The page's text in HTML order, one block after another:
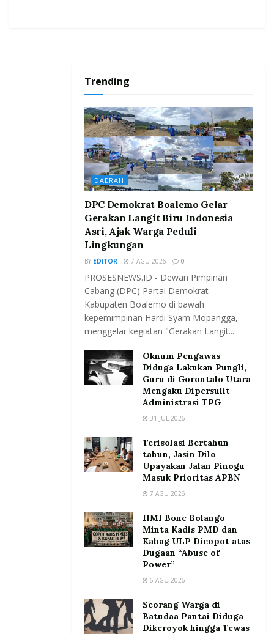
Trending
DAERAH
DPC Demokrat Boalemo Gelar
Gerakan Langit Biru Indonesia
Asri, Ajak Warga Peduli
Lingkungan
BY EDITOR 7 AGU 2026 0
PROSESNEWS.ID - Dewan Pimpinan
Cabang (DPC) Partai Demokrat
Kabupaten Boalemo di bawah
kepemimpinan Hardi Syam Mopangga,
menggelar kegiatan "Gerakan Langit...
Oknum Pengawas
Diduga Lakukan Pungli,
Guru di Gorontalo Utara
Mengaku Dipersulit
Administrasi TPG
31 JUL 2026
Terisolasi Bertahun-
tahun, Jasin Dilo
Upayakan Jalan Pinogu
Masuk Prioritas APBN
7 AGU 2026
HMI Bone Bolango
Minta Kadis PMD dan
Kabag ULP Dicopot atas
Dugaan “Abuse of
Power”
6 AGU 2026
Seorang Warga di
Batudaa Pantai Diduga
Dikeroyok hingga Tewas